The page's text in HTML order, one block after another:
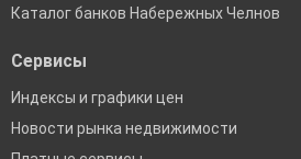
Каталог банков Набережных Челнов
Сервисы
Индексы и графики цен
Новости рынка недвижимости